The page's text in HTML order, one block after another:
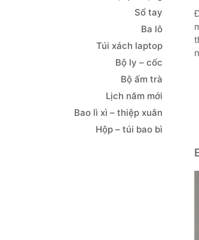
Sổ tay
Ba lô
Túi xách laptop
Bộ ly – cốc
Bộ ấm trà
Lịch năm mới
Bao lì xì – thiệp xuân
Hộp – túi bao bì